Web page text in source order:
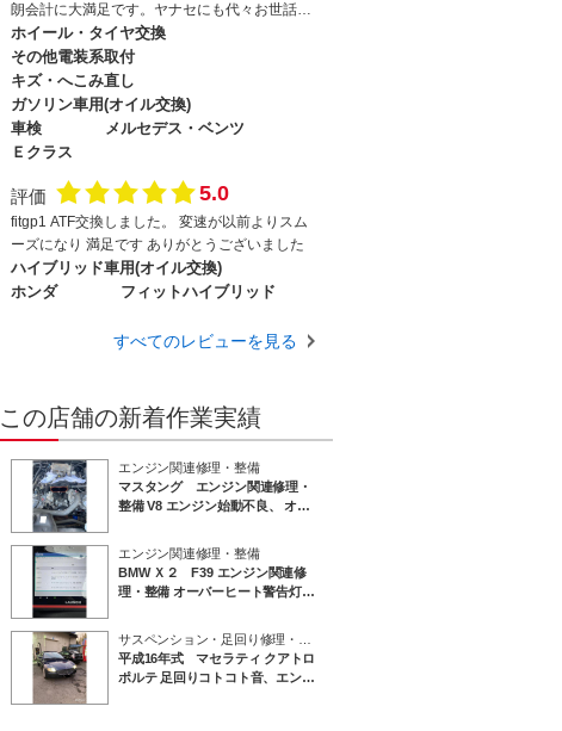
朗会計に大満足です。ヤナセにも代々お世話に
なりましたが車が古いこともあり今では愛車の
ドクターとしてなんでも安心して相談させても
らってます。またいつ行っても高級外車が入庫
されており、技術力の高さが伺えます。これか
らもずーとお世話になりたいと思います。
ホイール・タイヤ交換
その他電装系取付
キズ・へこみ直し
ガソリン車用(オイル交換)
車検
メルセデス・ベンツ
Ｅクラス
評価 5.0
fitgp1 ATF交換しました。 変速が以前よりスム
ーズになり 満足です ありがとうございました
ハイブリッド車用(オイル交換)
ホンダ
フィットハイブリッド
すべてのレビューを見る
この店舗の新着作業実績
エンジン関連修理・整備
マスタング エンジン関連修理・
整備 V8 エンジン始動不良、 オル
エンジン関連修理・整備
BMW Ｘ２ F39 エンジン関連修
理・整備 オーバーヒート警告灯、
マネージメント ユニット交換
平成16年式 マセラティ クアトロ
ポルテ 足回りコトコト音、エンジ